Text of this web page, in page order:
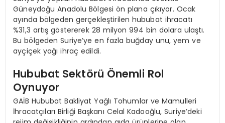
Güneydoğu Anadolu Bölgesi ön plana çıkıyor. Ocak
ayında bölgeden gerçekleştirilen hububat ihracatı
%31,3 artış göstererek 28 milyon 994 bin dolara ulaştı.
Bu bölgeden Suriye’ye en fazla buğday unu, yem ve
ayçiçek yağı ihraç edildi.
Hububat Sektörü Önemli Rol
Oynuyor
GAİB Hububat Bakliyat Yağlı Tohumlar ve Mamulleri
İhracatçıları Birliği Başkanı Celal Kadooğlu, Suriye’deki